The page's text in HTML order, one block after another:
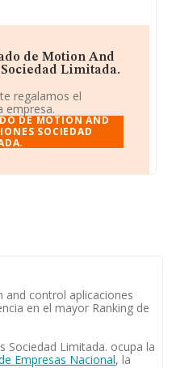
de Motion And
Limitada.
regalamos el
empresa.
DE MOTION AND
SOCIEDAD
and control aplicaciones
en el mayor Ranking de
Sociedad Limitada. ocupa la
Empresas Nacional, la